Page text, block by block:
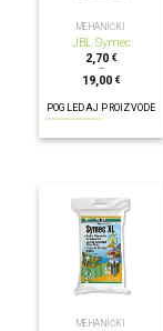
MEHANIČKI
JBL Symec
2,70€
–
19,00€
POGLEDAJ PROIZVODE
MEHANIČKI